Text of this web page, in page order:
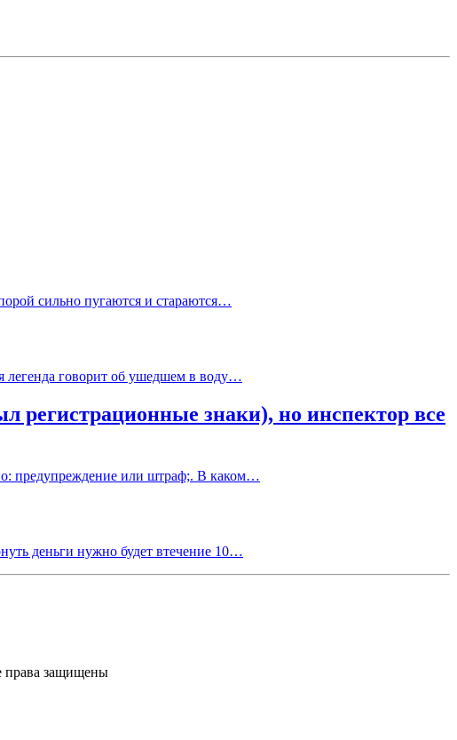
сильно пугаются и стараются…
легенда говорит об ушедшем в воду…
регистрационные знаки), но инспектор все
предупреждение или штраф;. В каком…
деньги нужно будет втечение 10…
защищены